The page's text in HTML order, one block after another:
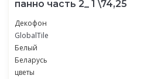
панно часть 2_ 1 \74,25
Декофон
GlobalTile
Белый
Беларусь
цветы